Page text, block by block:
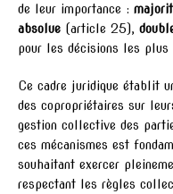
de leur importance :
absolue (article 25),
pour les décisions les plus
Ce cadre juridique établit
des copropriétaires sur
gestion collective des
ces mécanismes est
souhaitant exercer
respectant les règles